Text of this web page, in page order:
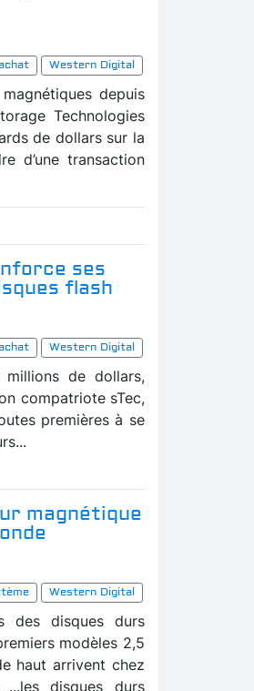
Western Digital
depuis
Technologies
de dollars sur la
d’une transaction
ses
flash
Western Digital
de dollars,
compatriote sTec,
premières à se
magnétique
Western Digital
des disques durs
modèles 2,5
haut arrivent chez
disques durs